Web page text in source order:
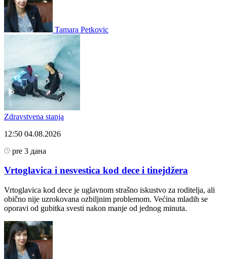
Tamara Petkovic
Zdravstvena stanja
12:50 04.08.2026
pre 3 дана
Vrtoglavica i nesvestica kod dece i tinejdžera
Vrtoglavica kod dece je uglavnom strašno iskustvo za roditelja, ali
obično nije uzrokovana ozbiljnim problemom. Većina mladih se
oporavi od gubitka svesti nakon manje od jednog minuta.